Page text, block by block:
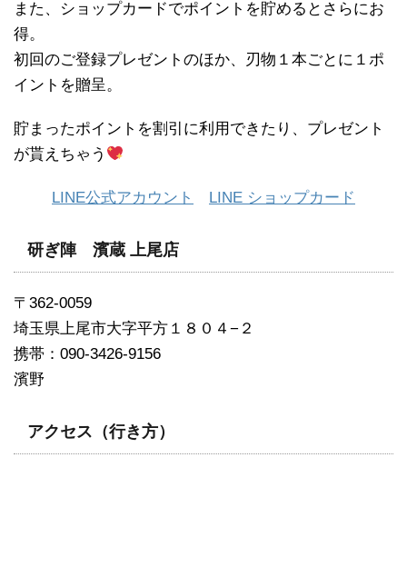
また、ショップカードでポイントを貯めるとさらにお
得。
初回のご登録プレゼントのほか、刃物１本ごとに１ポ
イントを贈呈。
貯まったポイントを割引に利用できたり、プレゼント
が貰えちゃう
LINE公式アカウント LINE ショップカード
研ぎ陣 濱蔵 上尾店
〒362-0059
埼玉県上尾市大字平方１８０４−２
携帯：090-3426-9156
濱野
アクセス（行き方）